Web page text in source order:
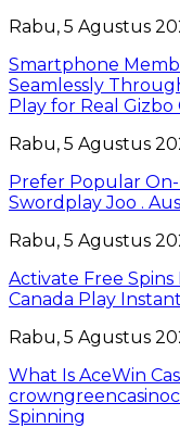
Rabu, 5 Agustus
Smartphone
Seamlessly
Play for Real Gizbo
Rabu, 5 Agustus
Prefer Popular On-
Swordplay Joo .
Rabu, 5 Agustus
Activate Free
Canada Play
Rabu, 5 Agustus
What Is AceWin
Spinning